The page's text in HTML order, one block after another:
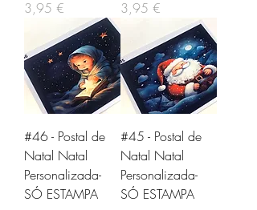
Preço
3,95 €
Preço
3,95 €
#46 - Postal de
Natal Natal
Personalizada-
SÓ ESTAMPA
#45 - Postal de
Natal Natal
Personalizada-
SÓ ESTAMPA